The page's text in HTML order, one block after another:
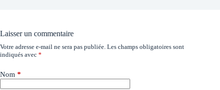
Laisser un commentaire
Votre adresse e-mail ne sera pas publiée. Les champs obligatoires sont
indiqués avec *
Nom *